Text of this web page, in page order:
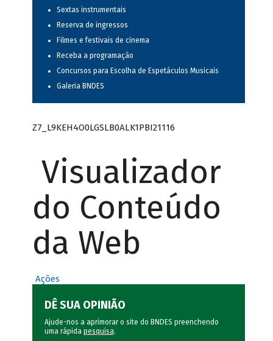
Sextas instrumentais
Reserva de ingressos
Filmes e festivais de cinema
Receba a programação
Concursos para Escolha de Espetáculos Musicais
Galeria BNDES
Z7_L9KEH4O0LGSLB0ALK1PBI21116
Visualizador
do Conteúdo
da Web
Ações
DÊ SUA OPINIÃO
Ajude-nos a aprimorar o site do BNDES preenchendo
uma rápida pesquisa.